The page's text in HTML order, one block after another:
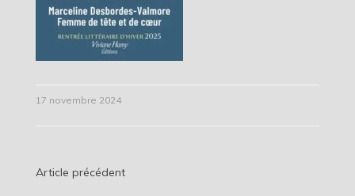
17 novembre 2024
Navigation
Article précédent